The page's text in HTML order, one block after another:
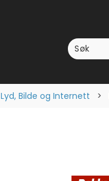
Lyd, Bilde og Internett >